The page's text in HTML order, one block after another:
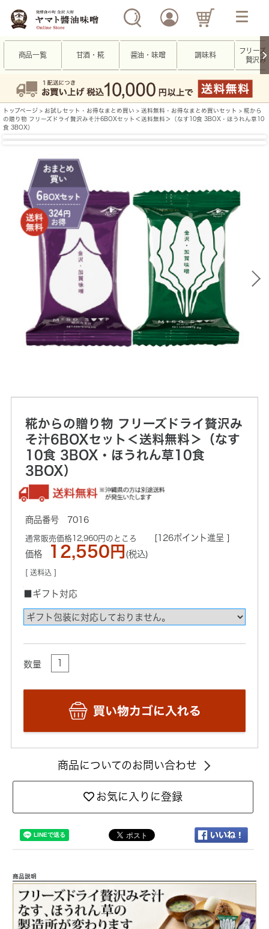
商品一覧 甘酒・糀 醤油・味噌 調味料
フリーズ
贅沢み
トップページ > お試しセット・お得なまとめ買い > 送料無料・お得なまとめ買いセット > 糀から
の贈り物 フリーズドライ贅沢みそ汁6BOXセット＜送料無料＞（なす10食 3BOX・ほうれん草10
食 3BOX）
糀からの贈り物 フリーズドライ贅沢み
そ汁6BOXセット＜送料無料＞（なす
10食 3BOX・ほうれん草10食
3BOX）
7016
通常販売価格12,960円のところ
価格 12,550円 (税込)
[126ポイント進呈 ]
[ 送料込 ]
■ギフト対応
数量
商品についてのお問い合わせ
お気に入りに登録
商品説明